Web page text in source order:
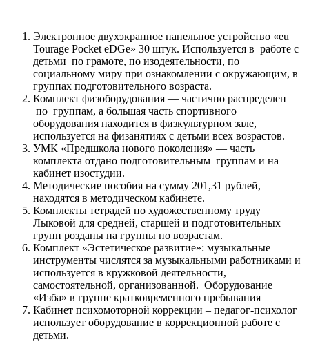
Электронное двухэкранное панельное устройство «eu
Tourage Pocket eDGe» 30 штук. Используется в работе с
детьми по грамоте, по изодеятельности, по
социальному миру при ознакомлении с окружающим, в
группах подготовительного возраста.
Комплект физоборудования — частично распределен
по группам, а большая часть спортивного
оборудования находится в физкультурном зале,
используется на физанятиях с детьми всех возрастов.
УМК «Предшкола нового поколения» — часть
комплекта отдано подготовительным группам и на
кабинет изостудии.
Методические пособия на сумму 201,31 рублей,
находятся в методическом кабинете.
Комплекты тетрадей по художественному труду
Лыковой для средней, старшей и подготовительных
групп розданы на группы по возрастам.
Комплект «Эстетическое развитие»: музыкальные
инструменты числятся за музыкальными работниками и
используется в кружковой деятельности,
самостоятельной, организованной. Оборудование
«Изба» в группе кратковременного пребывания
Кабинет психомоторной коррекции – педагог-психолог
использует оборудование в коррекционной работе с
детьми.